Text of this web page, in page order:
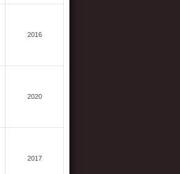
2016
2020
2017